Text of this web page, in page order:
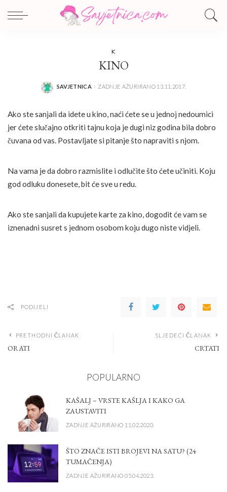
K
KINO
POSTED
SAVJETNICA ZADNJE AŽURIRANO 13.11.2017.
Ako ste sanjali da idete u kino, naći ćete se u jednoj nedoumici
jer ćete slučajno otkriti tajnu koja je dugi niz godina bila dobro
čuvana od vas. Postavljate si pitanje što napraviti s njom.
Na vama je da dobro razmislite i odlučite što ćete učiniti. Koju
god odluku donesete, bit će sve u redu.
Ako ste sanjali da kupujete karte za kino, dogodit će vam se
iznenadni susret s jednom osobom koju dugo niste vidjeli.
PODIJELI
PRETHODNI ČLANAK
ORATI
SLJEDEĆI ČLANAK
CRTATI
POPULARNO
KAŠALJ – VRSTE KAŠLJA I KAKO GA
ZAUSTAVITI
ZADNJE AŽURIRANO 11.02.2020.
ŠTO ZNAČE ISTI BROJEVI NA SATU? (24
TUMAČENJA)
ZADNJE AŽURIRANO 05.04.2023.